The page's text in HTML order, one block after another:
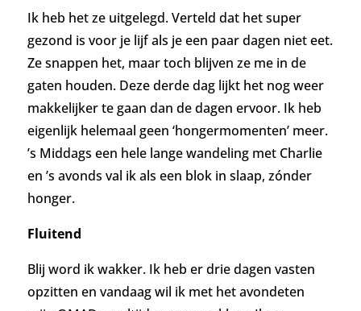
Ik heb het ze uitgelegd. Verteld dat het super
gezond is voor je lijf als je een paar dagen niet eet.
Ze snappen het, maar toch blijven ze me in de
gaten houden. Deze derde dag lijkt het nog weer
makkelijker te gaan dan de dagen ervoor. Ik heb
eigenlijk helemaal geen ‘hongermomenten’ meer.
’s Middags een hele lange wandeling met Charlie
en ’s avonds val ik als een blok in slaap, zónder
honger.
Fluitend
Blij word ik wakker. Ik heb er drie dagen vasten
opzitten en vandaag wil ik met het avondeten